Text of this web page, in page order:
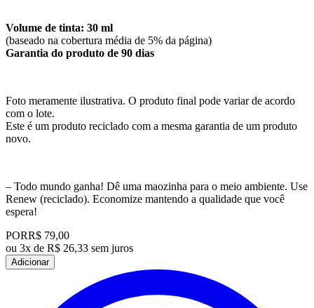
Volume de tinta: 30 ml
(baseado na cobertura média de 5% da página)
Garantia do produto de 90 dias
Foto meramente ilustrativa. O produto final pode variar de acordo
com o lote.
Este é um produto reciclado com a mesma garantia de um produto
novo.
– Todo mundo ganha! Dê uma maozinha para o meio ambiente. Use
Renew (reciclado). Economize mantendo a qualidade que você
espera!
PORR$ 79,00
ou 3x de R$ 26,33 sem juros
Adicionar